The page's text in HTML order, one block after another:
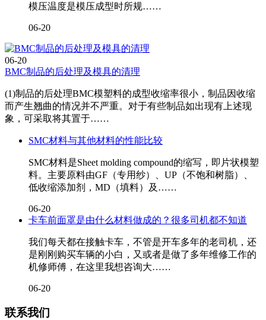
模压温度是模压成型时所规……
06-20
06-20
BMC制品的后处理及模具的清理
(1)制品的后处理BMC模塑料的成型收缩率很小，制品因收缩
而产生翘曲的情况并不严重。对于有些制品如出现有上述现
象，可采取将其置于……
SMC材料与其他材料的性能比较
SMC材料是Sheet molding compound的缩写，即片状模塑
料。主要原料由GF（专用纱）、UP（不饱和树脂）、
低收缩添加剂，MD（填料）及……
06-20
卡车前面罩是由什么材料做成的？很多司机都不知道
我们每天都在接触卡车，不管是开车多年的老司机，还
是刚刚购买车辆的小白，又或者是做了多年维修工作的
机修师傅，在这里我想咨询大……
06-20
联系我们